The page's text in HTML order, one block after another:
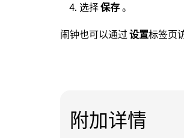
选择保存。
闹钟也可以通过设置标签页
附加详情